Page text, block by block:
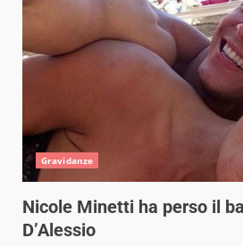
Gravidanze
Nicole Minetti ha perso il
D’Alessio